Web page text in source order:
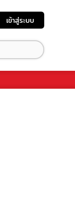
เข้าสู่ระบบ